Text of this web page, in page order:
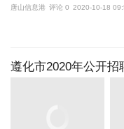
唐山信息港 评论 0 2020-10-18
遵化市2020年公开招